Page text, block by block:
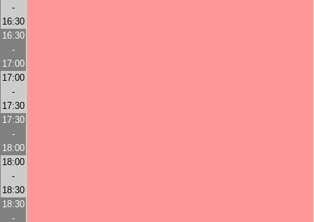
-
16:30
16:30
-
17:00
17:00
-
17:30
17:30
-
18:00
18:00
-
18:30
18:30
-